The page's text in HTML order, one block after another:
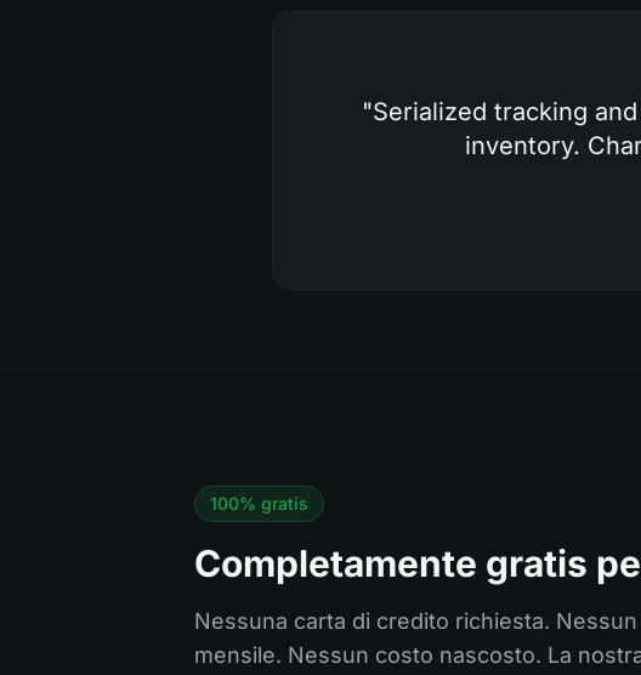
"Serialized tracking
inventory.
100% gratis
Completamente gratis
Nessuna carta di credito richiesta.
mensile. Nessun costo nascosto. La